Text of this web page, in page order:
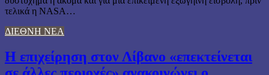
τελικά η NASA…
ΔΙΕΘΝΗ ΝΕΑ
Η επιχείρηση στον Λίβανο «επεκτείνεται